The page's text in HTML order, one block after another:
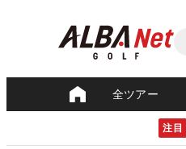
全ツアー
注目